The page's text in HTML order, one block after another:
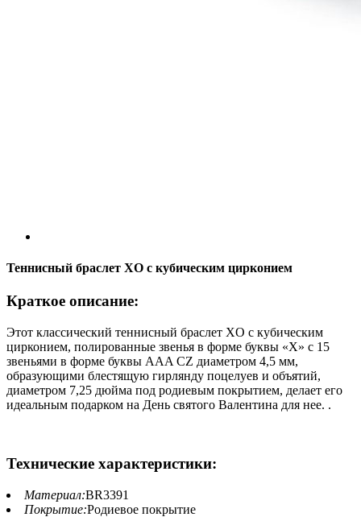
Теннисный браслет XO с кубическим цирконием
Краткое описание:
Этот классический теннисный браслет XO с кубическим
цирконием, полированные звенья в форме буквы «X» с 15
звеньями в форме буквы AAA CZ диаметром 4,5 мм,
образующими блестящую гирлянду поцелуев и объятий,
диаметром 7,25 дюйма под родиевым покрытием, делает его
идеальным подарком на День святого Валентина для нее. .
Технические характеристики:
Материал:BR3391
Покрытие:Родиевое покрытие